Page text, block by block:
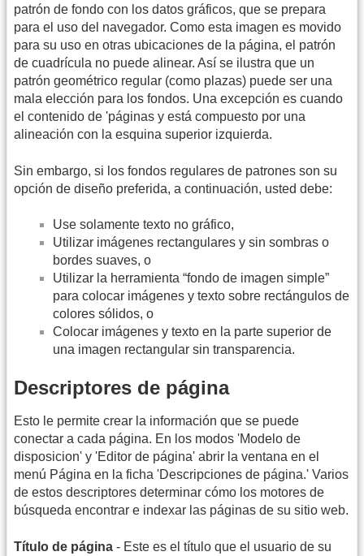
patrón de fondo con los datos gráficos, que se prepara
para el uso del navegador. Como esta imagen es movido
para su uso en otras ubicaciones de la página, el patrón
de cuadrícula no puede alinear. Así se ilustra que un
patrón geométrico regular (como plazas) puede ser una
mala elección para los fondos. Una excepción es cuando
el contenido de 'páginas y está compuesto por una
alineación con la esquina superior izquierda.
Sin embargo, si los fondos regulares de patrones son su
opción de diseño preferida, a continuación, usted debe:
Use solamente texto no gráfico,
Utilizar imágenes rectangulares y sin sombras o
bordes suaves, o
Utilizar la herramienta “fondo de imagen simple”
para colocar imágenes y texto sobre rectángulos de
colores sólidos, o
Colocar imágenes y texto en la parte superior de
una imagen rectangular sin transparencia.
Descriptores de página
Esto le permite crear la información que se puede
conectar a cada página. En los modos 'Modelo de
disposicion' y 'Editor de página' abrir la ventana en el
menú Página en la ficha 'Descripciones de página.' Varios
de estos descriptores determinar cómo los motores de
búsqueda encontrar e indexar las páginas de su sitio web.
Título de página - Este es el título que el usuario de su